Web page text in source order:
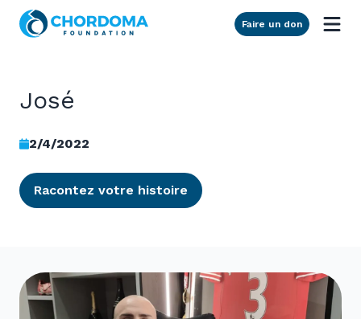
Skip to Main Content
Faire un don
José
2/4/2022
Racontez votre histoire